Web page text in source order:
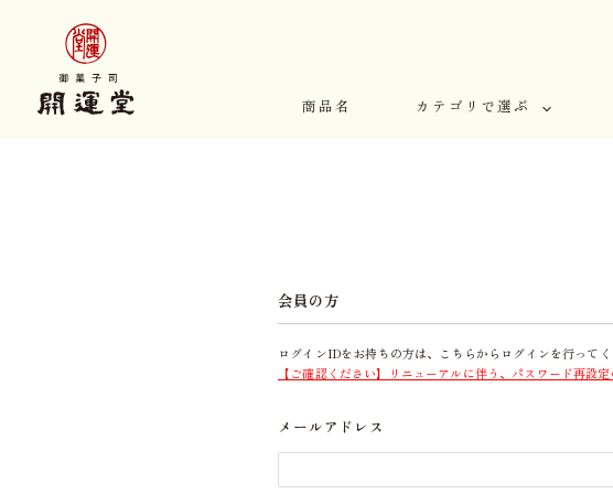
商品名 カテゴリで選ぶ
会員の方
ログインIDをお持ちの方は、こちらからログインを行ってく
【ご確認ください】リニューアルに伴う、パスワード再設
メールアドレス